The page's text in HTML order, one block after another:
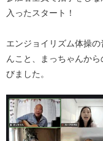
入ったスタート！
エンジョイリズム体操
んこと、まっちゃんか
びました。